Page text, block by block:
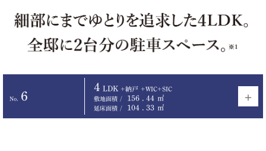
No. 6
4 LDK +納戸 +WIC+SIC
敷地面積 156 . 44 ㎡
延床面積 104 . 33 ㎡